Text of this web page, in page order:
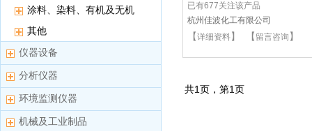
涂料、染料、有机及无机
颜料其他
仪器设备
分析仪器
环境监测仪器
机械及工业制品
已有677关注该产品
杭州佳波化工有限公司
【详细资料】 【 留言咨询 】
共1页，第1页